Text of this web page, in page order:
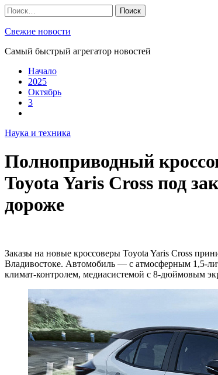
Skip
to
content
Найти:
Свежие новости
Самый быстрый агрегатор новостей
Начало
2025
Октябрь
3
Наука и техника
Полноприводный
Toyota Yaris Cross под
дороже
Заказы на новые кроссоверы Toyota Yaris Cross
Владивостоке. Автомобиль — с атмосферным 1,5-
климат-контролем, медиасистемой с 8-дюймовым